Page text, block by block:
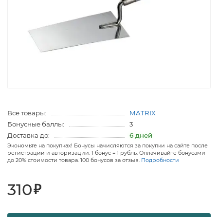
Все товары:
MATRIX
Бонусные баллы:
3
Доставка до:
6 дней
Экономьте на покупках! Бонусы начисляются за покупки на сайте после
регистрации и авторизации. 1 бонус = 1 рубль. Оплачивайте бонусами
до 20% стоимости товара. 100 бонусов за отзыв. Подробности
310₽